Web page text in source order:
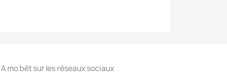
mo bèt sur les réseaux sociaux